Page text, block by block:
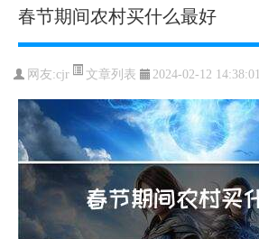
春节期间农村买什么最好
网友:cjr 文章列表 2024-02-12 14:38:01